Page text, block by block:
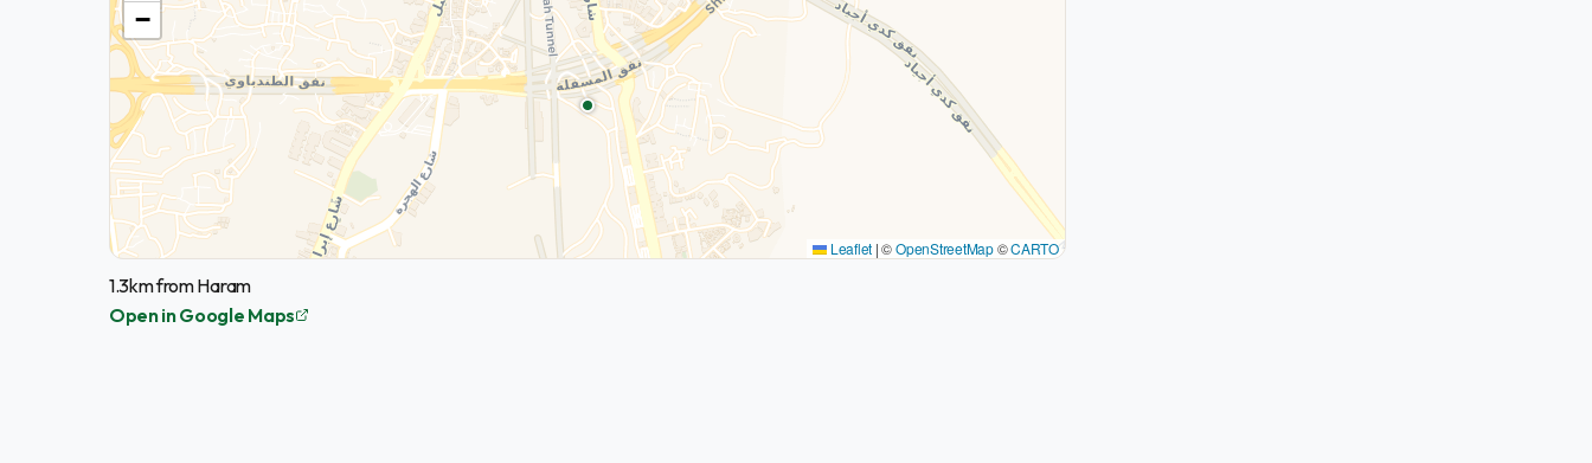
−
Leaflet |©OpenStreetMap©CARTO
1.3km from Haram
Open in Google Maps